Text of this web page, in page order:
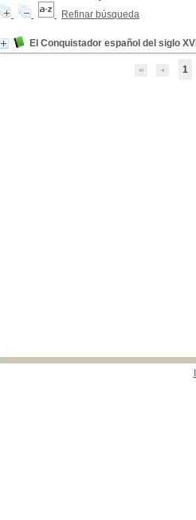
Refinar búsqueda
El Conquistador español del siglo
1